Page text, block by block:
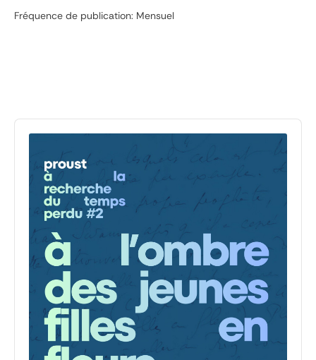
Fréquence de publication: Mensuel
Audio
Player